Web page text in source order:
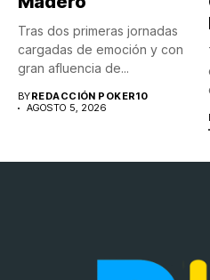
Tras dos primeras jornadas
cargadas de emoción y con
gran afluencia de...
BYREDACCIÓN POKER10
AGOSTO 5, 2026